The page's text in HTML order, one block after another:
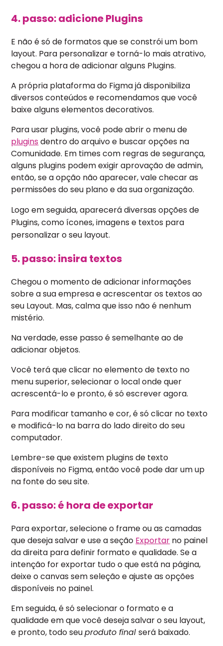
4. passo: adicione Plugins
E não é só de formatos que se constrói um bom
layout. Para personalizar e torná-lo mais atrativo,
chegou a hora de adicionar alguns Plugins.
A própria plataforma do Figma já disponibiliza
diversos conteúdos e recomendamos que você
baixe alguns elementos decorativos.
Para usar plugins, você pode abrir o menu de
plugins dentro do arquivo e buscar opções na
Comunidade. Em times com regras de segurança,
alguns plugins podem exigir aprovação de admin,
então, se a opção não aparecer, vale checar as
permissões do seu plano e da sua organização.
Logo em seguida, aparecerá diversas opções de
Plugins, como ícones, imagens e textos para
personalizar o seu layout.
5. passo: insira textos
Chegou o momento de adicionar informações
sobre a sua empresa e acrescentar os textos ao
seu Layout. Mas, calma que isso não é nenhum
mistério.
Na verdade, esse passo é semelhante ao de
adicionar objetos.
Você terá que clicar no elemento de texto no
menu superior, selecionar o local onde quer
acrescentá-lo e pronto, é só escrever agora.
Para modificar tamanho e cor, é só clicar no texto
e modificá-lo na barra do lado direito do seu
computador.
Lembre-se que existem plugins de texto
disponíveis no Figma, então você pode dar um up
na fonte do seu site.
6. passo: é hora de exportar
Para exportar, selecione o frame ou as camadas
que deseja salvar e use a seção Exportar no painel
da direita para definir formato e qualidade. Se a
intenção for exportar tudo o que está na página,
deixe o canvas sem seleção e ajuste as opções
disponíveis no painel.
Em seguida, é só selecionar o formato e a
qualidade em que você deseja salvar o seu layout,
e pronto, todo seuproduto finalserá baixado.